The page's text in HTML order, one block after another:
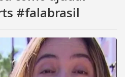
#falabrasil